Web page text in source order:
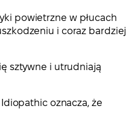
powietrzne w płucach
i coraz bardziej
sztywne i utrudniają
oznacza, że